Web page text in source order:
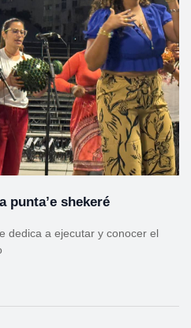
punta’e shekeré
dedica a ejecutar y conocer el